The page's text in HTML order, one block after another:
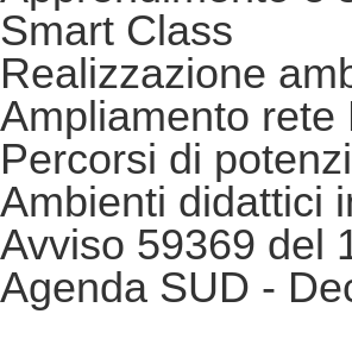
Smart Class
Realizzazione
Ampliamento rete
Percorsi di
Ambienti didattici
Avviso 59369 del
Agenda SUD -